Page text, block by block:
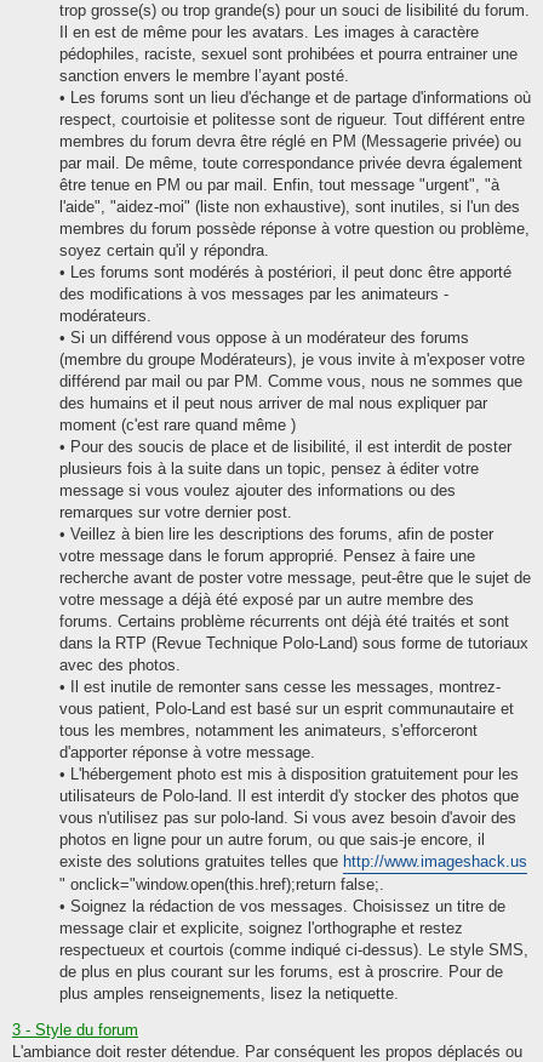
trop grosse(s) ou trop grande(s) pour un souci de lisibilité du forum.
Il en est de même pour les avatars. Les images à caractère
pédophiles, raciste, sexuel sont prohibées et pourra entrainer une
sanction envers le membre l’ayant posté.
• Les forums sont un lieu d'échange et de partage d'informations où
respect, courtoisie et politesse sont de rigueur. Tout différent entre
membres du forum devra être réglé en PM (Messagerie privée) ou
par mail. De même, toute correspondance privée devra également
être tenue en PM ou par mail. Enfin, tout message "urgent", "à
l'aide", "aidez-moi" (liste non exhaustive), sont inutiles, si l'un des
membres du forum possède réponse à votre question ou problème,
soyez certain qu'il y répondra.
• Les forums sont modérés à postériori, il peut donc être apporté
des modifications à vos messages par les animateurs -
modérateurs.
• Si un différend vous oppose à un modérateur des forums
(membre du groupe Modérateurs), je vous invite à m'exposer votre
différend par mail ou par PM. Comme vous, nous ne sommes que
des humains et il peut nous arriver de mal nous expliquer par
moment (c'est rare quand même )
• Pour des soucis de place et de lisibilité, il est interdit de poster
plusieurs fois à la suite dans un topic, pensez à éditer votre
message si vous voulez ajouter des informations ou des
remarques sur votre dernier post.
• Veillez à bien lire les descriptions des forums, afin de poster
votre message dans le forum approprié. Pensez à faire une
recherche avant de poster votre message, peut-être que le sujet de
votre message a déjà été exposé par un autre membre des
forums. Certains problème récurrents ont déjà été traités et sont
dans la RTP (Revue Technique Polo-Land) sous forme de tutoriaux
avec des photos.
• Il est inutile de remonter sans cesse les messages, montrez-
vous patient, Polo-Land est basé sur un esprit communautaire et
tous les membres, notamment les animateurs, s'efforceront
d'apporter réponse à votre message.
• L'hébergement photo est mis à disposition gratuitement pour les
utilisateurs de Polo-land. Il est interdit d'y stocker des photos que
vous n'utilisez pas sur polo-land. Si vous avez besoin d'avoir des
photos en ligne pour un autre forum, ou que sais-je encore, il
existe des solutions gratuites telles que http://www.imageshack.us
" onclick="window.open(this.href);return false;.
• Soignez la rédaction de vos messages. Choisissez un titre de
message clair et explicite, soignez l'orthographe et restez
respectueux et courtois (comme indiqué ci-dessus). Le style SMS,
de plus en plus courant sur les forums, est à proscrire. Pour de
plus amples renseignements, lisez la netiquette.
3 - Style du forum
L'ambiance doit rester détendue. Par conséquent les propos déplacés ou